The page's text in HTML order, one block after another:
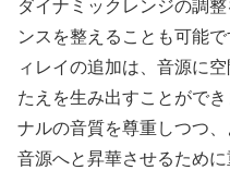
ダイナミックレンジの調
ンスを整えることも可能
ィレイの追加は、音源に
たえを生み出すことがで
ナルの音質を尊重しつつ
音源へと昇華させるために